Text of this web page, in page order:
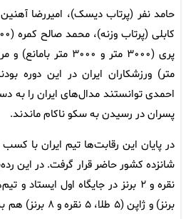
حامد نفر (پرتاب دیسک)، امیررضا
متر) ورزشکاران ایران در این دوره
احمدی توانستند مدال‌های ایران را به
پسران در رسیدن به سکو ناکام ماندند.
در پایان این رقابت‌ها تیم ایران با
برنز) و ژاپن (۵